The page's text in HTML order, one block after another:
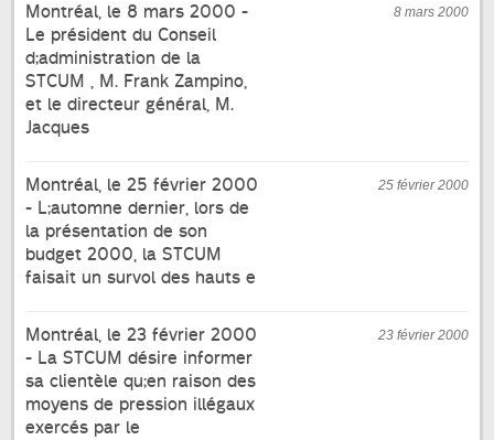
8 mars 2000
Montréal, le 8 mars 2000 -
Le président du Conseil
d;administration de la
STCUM , M. Frank Zampino,
et le directeur général, M.
Jacques
25 février 2000
Montréal, le 25 février 2000
- L;automne dernier, lors de
la présentation de son
budget 2000, la STCUM
faisait un survol des hauts e
23 février 2000
Montréal, le 23 février 2000
- La STCUM désire informer
sa clientèle qu;en raison des
moyens de pression illégaux
exercés par le